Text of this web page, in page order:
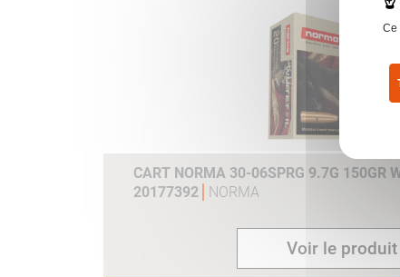
CART NORMA 30-06SPRG 9.7G 150GR
20177392
NORMA
Voir le produit
Ce